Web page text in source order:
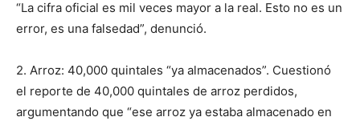
“La cifra oficial es mil veces mayor a la real. Esto no es un
error, es una falsedad”, denunció.
2. Arroz: 40,000 quintales “ya almacenados”. Cuestionó
el reporte de 40,000 quintales de arroz perdidos,
argumentando que “ese arroz ya estaba almacenado en